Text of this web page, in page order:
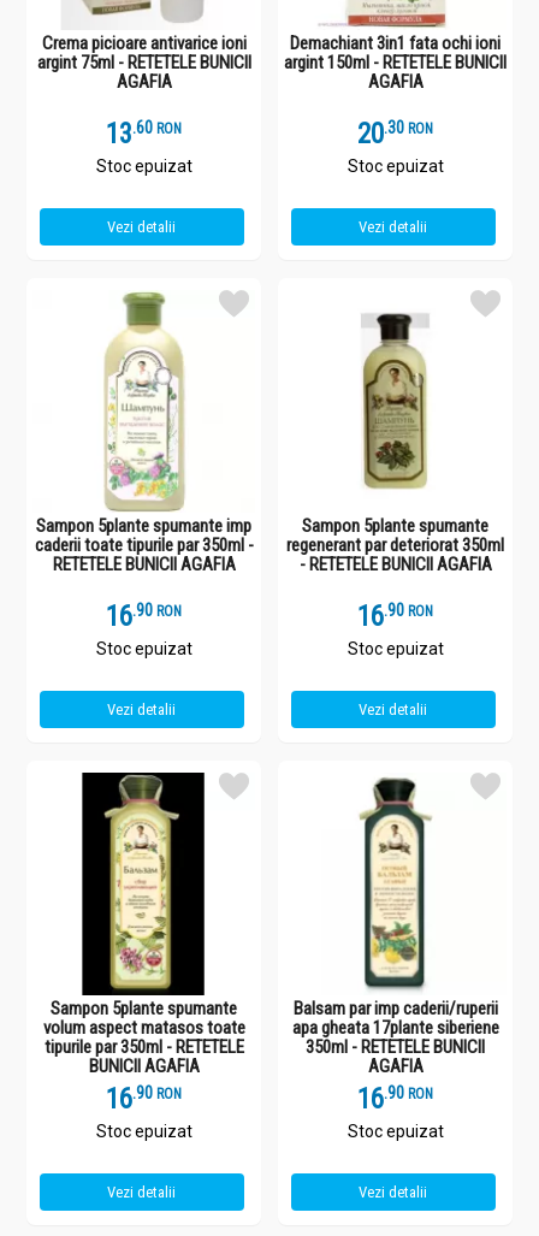
Crema picioare antivarice ioni
argint 75ml - RETETELE BUNICII
AGAFIA
13.6 RON
Stoc epuizat
Vezi detalii
Demachiant 3in1 fata ochi ioni
argint 150ml - RETETELE BUNICII
AGAFIA
20.3 RON
Stoc epuizat
Vezi detalii
Sampon 5plante spumante imp
caderii toate tipurile par 350ml -
RETETELE BUNICII AGAFIA
16.9 RON
Stoc epuizat
Vezi detalii
Sampon 5plante spumante
regenerant par deteriorat 350ml
- RETETELE BUNICII AGAFIA
16.9 RON
Stoc epuizat
Vezi detalii
Sampon 5plante spumante
volum aspect matasos toate
tipurile par 350ml - RETETELE
BUNICII AGAFIA
16.9 RON
Stoc epuizat
Vezi detalii
Balsam par imp caderii/ruperii
apa gheata 17plante siberiene
350ml - RETETELE BUNICII
AGAFIA
16.9 RON
Stoc epuizat
Vezi detalii